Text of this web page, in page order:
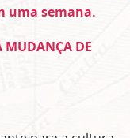
uma semana.
MUDANÇA DE